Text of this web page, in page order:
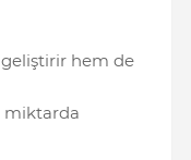
hem de
miktarda